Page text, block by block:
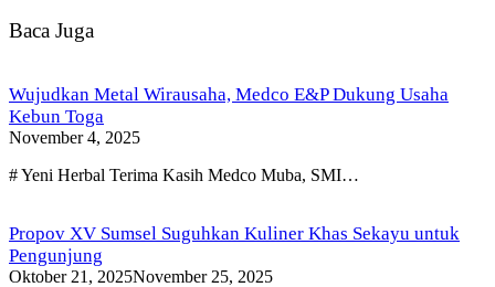
Baca Juga
Wujudkan Metal Wirausaha, Medco E&P Dukung Usaha
Kebun Toga
November 4, 2025
# Yeni Herbal Terima Kasih Medco Muba, SMI…
Propov XV Sumsel Suguhkan Kuliner Khas Sekayu untuk
Pengunjung
Oktober 21, 2025November 25, 2025